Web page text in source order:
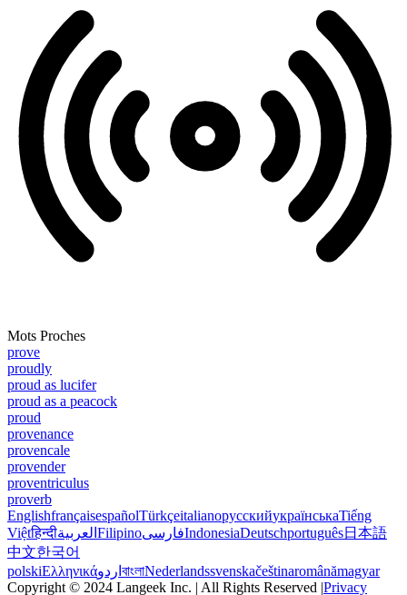
Mots Proches
prove
proudly
proud as lucifer
proud as a peacock
proud
provenance
provencale
provender
proventriculus
proverb
EnglishfrançaisespañolTürkçeitalianoрусскийукраїнськаTiếng
Việtहिन्दीالعربية FilipinoفارسیIndonesiaDeutschportuguês日本語
中文한국어
polskiΕλληνικάاردو বাংলাNederlandssvenskačeštinaromânămagyar
Copyright © 2024 Langeek Inc. | All Rights Reserved |Privacy